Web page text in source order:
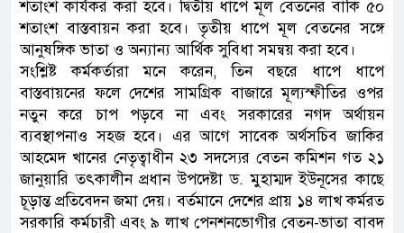
শতাংশ কার্যকর করা হবে। দ্বিতীয় ধাপে মূল বেতনের বাকি ৫০
শতাংশ বাস্তবায়ন করা হবে। তৃতীয় ধাপে মূল বেতনের সঙ্গে
আনুষঙ্গিক ভাতা ও অন্যান্য আর্থিক সুবিধা সমন্বয় করা হবে।
সংশ্লিষ্ট কর্মকর্তারা মনে করেন, তিন বছরে ধাপে ধাপে
বাস্তবায়নের ফলে দেশের সামগ্রিক বাজারে মূল্যস্ফীতির ওপর
নতুন করে চাপ পড়বে না এবং সরকারের নগদ অর্থায়ন
ব্যবস্থাপনাও সহজ হবে। এর আগে সাবেক অর্থসচিব জাকির
আহমেদ খানের নেতৃত্বাধীন ২৩ সদস্যের বেতন কমিশন গত ২১
জানুয়ারি তৎকালীন প্রধান উপদেষ্টা ড. মুহাম্মদ ইউনূসের কাছে
চূড়ান্ত প্রতিবেদন জমা দেয়। বর্তমানে দেশের প্রায় ১৪ লাখ কর্মরত
সরকারি কর্মচারী এবং ৯ লাখ পেনশনভোগীর বেতন-ভাতা বাবদ